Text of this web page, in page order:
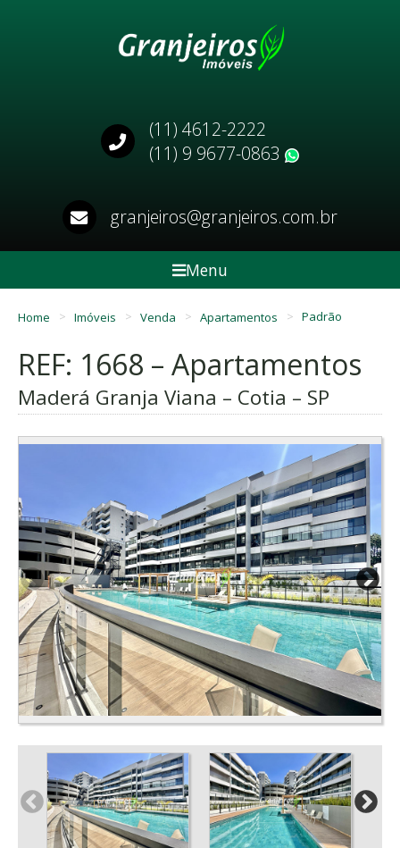
(11) 4612-2222
(11) 9 9677-0863
granjeiros@granjeiros.com.br
Menu
Home Imóveis Venda Apartamentos Padrão
REF: 1668 – Apartamentos
Maderá Granja Viana – Cotia – SP